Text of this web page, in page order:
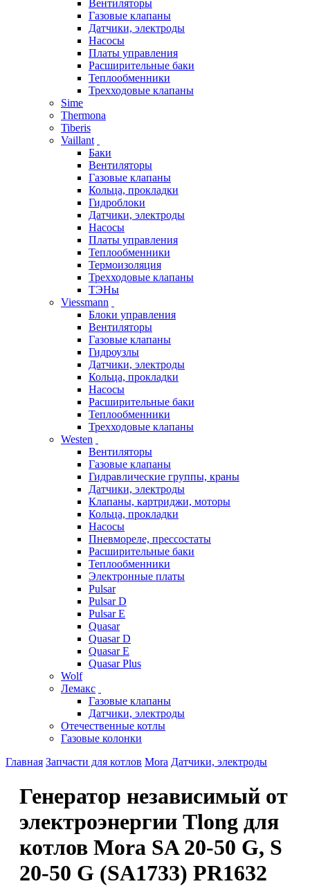
Вентиляторы
Газовые клапаны
Датчики, электроды
Насосы
Платы управления
Расширительные баки
Теплообменники
Трехходовые клапаны
Sime
Thermona
Tiberis
Vaillant
Баки
Вентиляторы
Газовые клапаны
Кольца, прокладки
Гидроблоки
Датчики, электроды
Насосы
Платы управления
Теплообменники
Термоизоляция
Трехходовые клапаны
ТЭНы
Viessmann
Блоки управления
Вентиляторы
Газовые клапаны
Гидроузлы
Датчики, электроды
Кольца, прокладки
Насосы
Расширительные баки
Теплообменники
Трехходовые клапаны
Westen
Вентиляторы
Газовые клапаны
Гидравлические группы, краны
Датчики, электроды
Клапаны, картриджи, моторы
Кольца, прокладки
Насосы
Пневмореле, прессостаты
Расширительные баки
Теплообменники
Электронные платы
Pulsar
Pulsar D
Pulsar E
Quasar
Quasar D
Quasar E
Quasar Plus
Wolf
Лемакс
Газовые клапаны
Датчики, электроды
Отечественные котлы
Газовые колонки
Главная Запчасти для котлов Mora Датчики, электроды
Генератор независимый от
электроэнергии Tlong для
котлов Mora SA 20-50 G, S
20-50 G (SA1733) PR1632